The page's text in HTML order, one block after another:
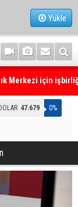
Yükle
Merkezi için
DOLAR 47.679 0%